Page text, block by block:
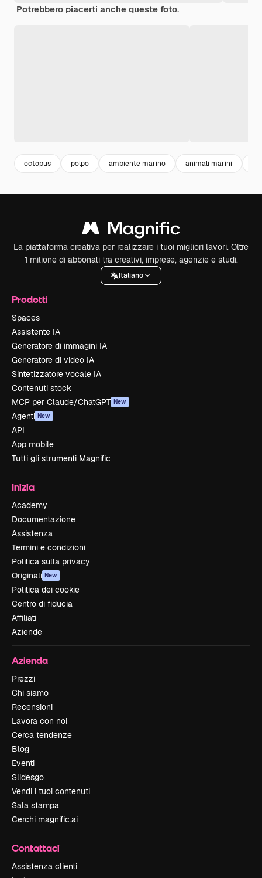
Potrebbero piacerti anche queste foto.
octopus polpo ambiente marino animali marini
La piattaforma creativa per realizzare i tuoi migliori lavori. Oltre
1 milione di abbonati tra creativi, imprese, agenzie e studi.
Italiano
Prodotti
Spaces
Assistente IA
Generatore di immagini IA
Generatore di video IA
Sintetizzatore vocale IA
Contenuti stock
MCP per Claude/ChatGPT New
Agenti New
API
App mobile
Tutti gli strumenti Magnific
Inizia
Academy
Documentazione
Assistenza
Termini e condizioni
Politica sulla privacy
Originali New
Politica dei cookie
Centro di fiducia
Affiliati
Aziende
Azienda
Prezzi
Chi siamo
Recensioni
Lavora con noi
Cerca tendenze
Blog
Eventi
Slidesgo
Vendi i tuoi contenuti
Sala stampa
Cerchi magnific.ai
Contattaci
Assistenza clienti